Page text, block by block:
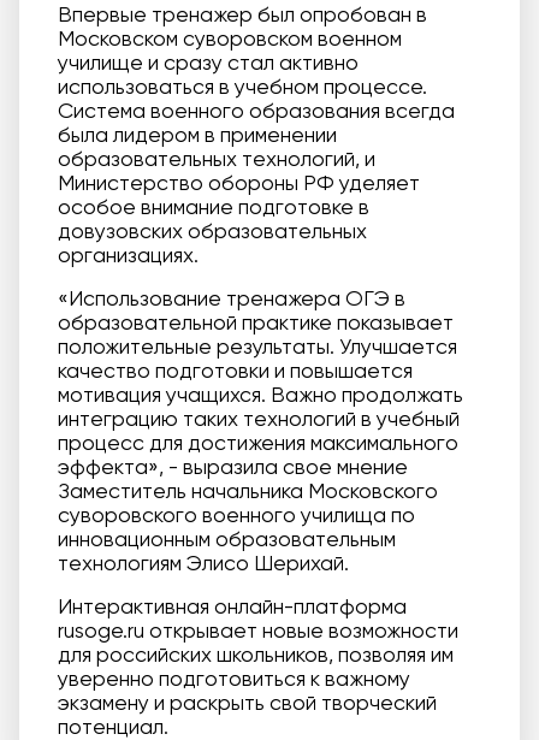
Впервые тренажер был опробован в
Московском суворовском военном
училище и сразу стал активно
использоваться в учебном процессе.
Система военного образования всегда
была лидером в применении
образовательных технологий, и
Министерство обороны РФ уделяет
особое внимание подготовке в
довузовских образовательных
организациях.
«Использование тренажера ОГЭ в
образовательной практике показывает
положительные результаты. Улучшается
качество подготовки и повышается
мотивация учащихся. Важно продолжать
интеграцию таких технологий в учебный
процесс для достижения максимального
эффекта», - выразила свое мнение
Заместитель начальника Московского
суворовского военного училища по
инновационным образовательным
технологиям Элисо Шерихай.
Интерактивная онлайн-платформа
rusoge.ru открывает новые возможности
для российских школьников, позволяя им
уверенно подготовиться к важному
экзамену и раскрыть свой творческий
потенциал.